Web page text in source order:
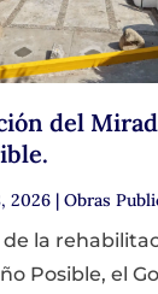
del
2026 |Obras
la
Posible, el